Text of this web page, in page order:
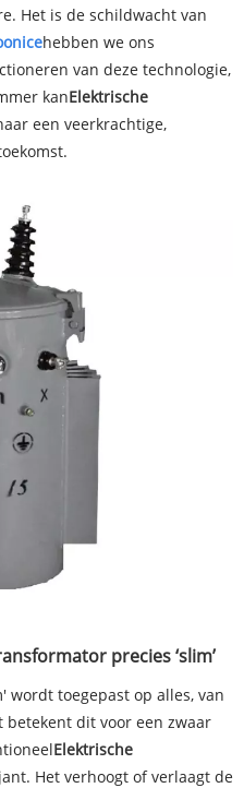
Het is de schildwacht van
hebben we ons
van deze technologie,
kanElektrische
een veerkrachtige,
precies ‘slim’
wordt toegepast op alles, van
dit voor een zwaar
Elektrische
Het verhoogt of verlaagt de